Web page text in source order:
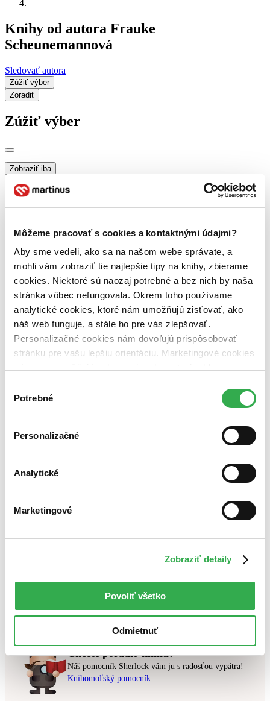
Môžeme pracovať s cookies a kontaktnými údajmi?
Aby sme vedeli, ako sa na našom webe správate, a
mohli vám zobraziť tie najlepšie tipy na knihy, zbierame
cookies. Niektoré sú naozaj potrebné a bez nich by naša
stránka vôbec nefungovala. Okrem toho používame
analytické cookies, ktoré nám umožňujú zisťovať, ako
náš web funguje, a stále ho pre vás zlepšovať.
Personalizačné cookies nám dovoľujú prispôsobovať
stránku pre vašu lepšiu orientáciu. Marketingové cookies
nám pomohlo, keby sme mohli používať všetky tieto
súhlasu
Potrebné
Personalizačné
Analytické
Marketingové
Zobraziť detaily
Povoliť všetko
Odmietnuť
Knihy od autora Frauke
Scheunemannová
Sledovať autora
Zúžiť výber
Zoradiť
Zúžiť výber
Zobraziť iba
zľavnené tituly (0 titulov)
na centrálnom sklade (0 titulov)
na centrálnom sklade
predpredaj (0 titulov)predpredaj
pripravujeme (0 titulov)pripravujeme
dostupná (bez vypredaných) (0 titulov)dostupná (bez
Nové / čítané
nová (0 titulov)nová
čítaná (0 titulov)čítaná
čítaná - výborný stav (0 titulov)čítaná - výborný stav
čítaná - mierne opotrebovaná (0 titulov)čítaná - mierne
opotrebovaná
čítané verzie vypredaných kníh (0 titulov)čítané verzie
Zúžiť výber
Novinky
Najdrahšie
Najvyššia zľava
Zrušiť filtre
vyhovujúci zadaným podmienkam.
Skúste prosím zmeniť vyhľadávaný výraz.
Chcete poradiť knihu?
Náš pomocník Sherlock vám ju s radosťou vypátra!
Knihomoľský pomocník